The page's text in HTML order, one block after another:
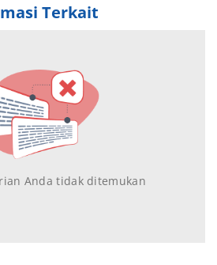
Terkait
Anda tidak ditemukan